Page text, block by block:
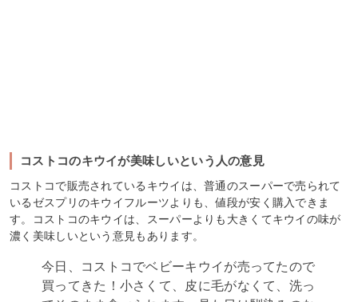
コストコのキウイが美味しいという人の意見
コストコで販売されているキウイは、普通のスーパーで売られて
いるゼスプリのキウイフルーツよりも、値段が安く購入できま
す。コストコのキウイは、スーパーよりも大きくてキウイの味が
濃く美味しいという意見もあります。
今日、コストコでベビーキウイが売ってたので
買ってきた！小さくて、皮に毛がなくて、洗っ